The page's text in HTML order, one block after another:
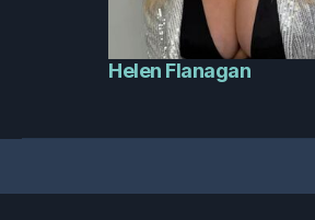
Helen Flanagan